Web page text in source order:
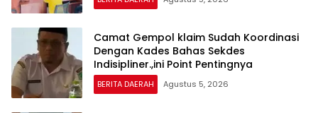
Camat Gempol klaim Sudah Koordinasi
Dengan Kades Bahas Sekdes
Indisipliner.,ini Point Pentingnya
BERITA DAERAH Agustus 5, 2026